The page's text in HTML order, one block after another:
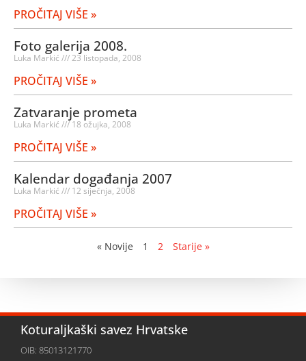
PROČITAJ VIŠE »
Foto galerija 2008.
Luka Markić 23 listopada, 2008
PROČITAJ VIŠE »
Zatvaranje prometa
Luka Markić 18 ožujka, 2008
PROČITAJ VIŠE »
Kalendar događanja 2007
Luka Markić 12 siječnja, 2008
PROČITAJ VIŠE »
« Novije 1 2 Starije »
Koturaljkaški savez Hrvatske
OIB: 85013121770